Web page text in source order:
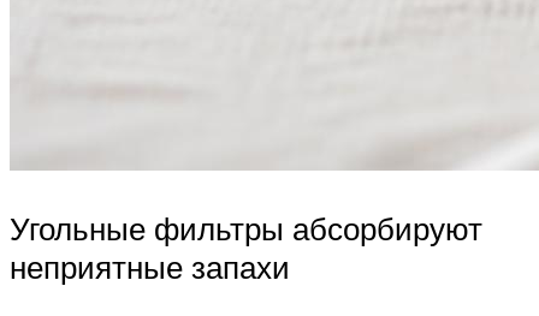
Угольные фильтры абсорбируют
неприятные запахи